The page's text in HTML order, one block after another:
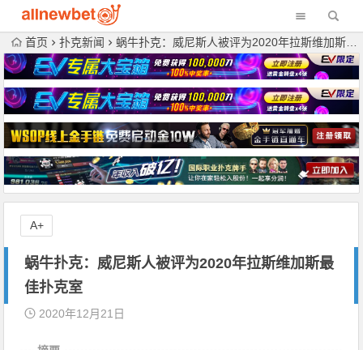
首页 扑克新闻 蜗牛扑克：威尼斯人被评为2020年拉斯维加斯最佳扑克室
蜗牛扑克：威尼斯人被评为2020年拉斯维加斯最
佳扑克室
2020年12月21日
A+